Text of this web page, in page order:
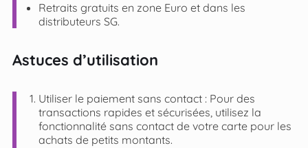
Retraits gratuits en zone Euro et dans les
distributeurs SG.
Astuces d’utilisation
Utiliser le paiement sans contact : Pour des
transactions rapides et sécurisées, utilisez la
fonctionnalité sans contact de votre carte pour les
achats de petits montants.